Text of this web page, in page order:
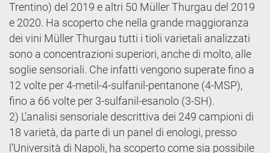
Trentino) del 2019 e altri 50 Müller Thurgau del 2019
e 2020. Ha scoperto che nella grande maggioranza
dei vini Müller Thurgau tutti i tioli varietali analizzati
sono a concentrazioni superiori, anche di molto, alle
soglie sensoriali. Che infatti vengono superate fino a
12 volte per 4-metil-4-sulfanil-pentanone (4-MSP),
fino a 66 volte per 3-sulfanil-esanolo (3-SH).
2) L’analisi sensoriale descrittiva dei 249 campioni di
18 varietà, da parte di un panel di enologi, presso
l’Università di Napoli, ha scoperto come sia possibile